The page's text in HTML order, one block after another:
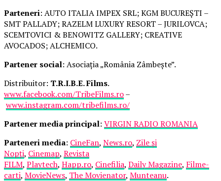
Parteneri: AUTO ITALIA IMPEX SRL; KGM BUCUREȘTI –
SMT PALLADY; RAZELM LUXURY RESORT – JURILOVCA;
SCEMTOVICI & BENOWITZ GALLERY; CREATIVE
AVOCADOS; ALCHEMICO.
Partener social: Asociația „România Zâmbește”.
Distribuitor: T.R.I.B.E. Films.
www.facebook.com/TribeFilms.ro–
www.instagram.com/tribefilms.ro/
Partener media principal: VIRGIN RADIO ROMANIA
Parteneri media: CineFan, News.ro, Zile și
Nopți, Cinemap, Revista
FILM, Playtech, Happ.ro, Cinefilia, Daily Magazine, Filme-
carti, MovieNews, The Movienator, Munteanu.